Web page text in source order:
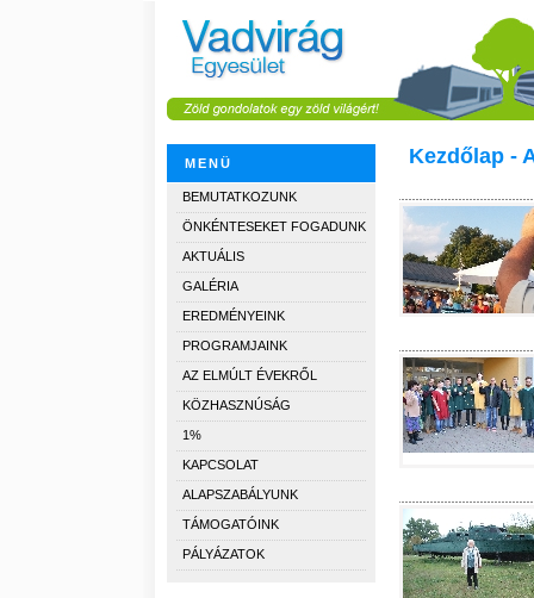
MENÜ
BEMUTATKOZUNK
ÖNKÉNTESEKET FOGADUNK
AKTUÁLIS
GALÉRIA
EREDMÉNYEINK
PROGRAMJAINK
AZ ELMÚLT ÉVEKRŐL
KÖZHASZNÚSÁG
1%
KAPCSOLAT
ALAPSZABÁLYUNK
TÁMOGATÓINK
PÁLYÁZATOK
Kezdőlap -